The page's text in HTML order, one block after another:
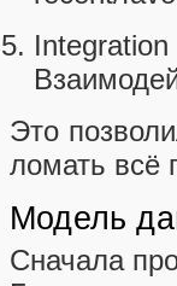
Integration
Это
ломать всё
Модель
Сначала